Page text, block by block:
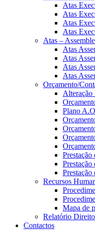
Atas
Atas
Atas
Atas
Atas –
Atas
Atas
Atas
Atas
Orçamento/
Plano
Prestação
Prestação
Prestação
Recursos
Mapa de
Relatório
Contactos